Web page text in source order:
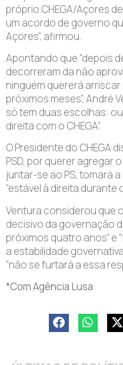
próprio CHEGA/Açores
um acordo de governo
Açores”, afirmou.
Apontando que “depois
decorreram da não
ninguém quererá
próximos meses”, André
só tem duas escolhas:
direita com o CHEGA”.
O Presidente do CHEGA
PSD, por querer agregar
juntar-se ao PS, tomará
“estável à direita durante
Ventura considerou que
decisivo da governação
próximos quatro anos” e
a estabilidade
“não se furtará a essa
*Com Agência Lusa